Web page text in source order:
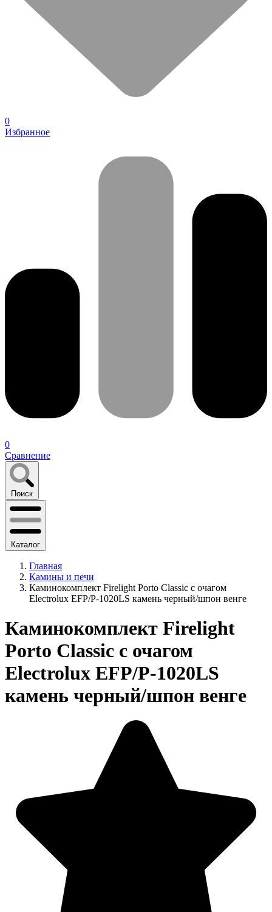
0
Избранное
0
Сравнение
Поиск
Каталог
Главная
Камины и печи
Каминокомплект Firelight Porto Classic с очагом
Electrolux EFP/P-1020LS камень черный/шпон венге
Каминокомплект Firelight
Porto Classic с очагом
Electrolux EFP/P-1020LS
камень черный/шпон венге